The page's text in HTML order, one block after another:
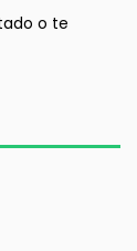
o te